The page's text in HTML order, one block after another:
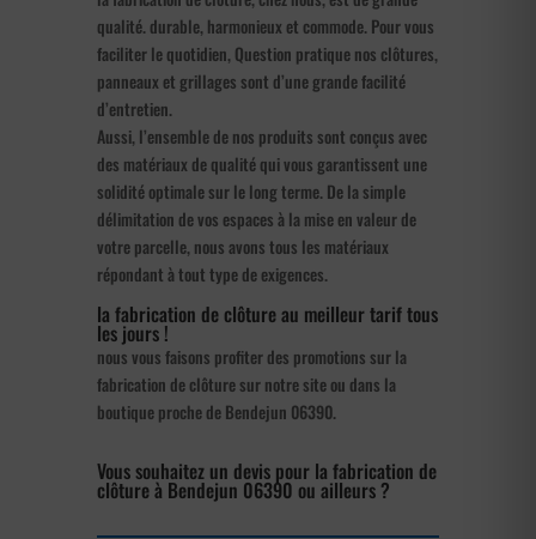
qualité. durable, harmonieux et commode. Pour vous
faciliter le quotidien, Question pratique nos clôtures,
panneaux et grillages sont d’une grande facilité
d’entretien.
Aussi, l’ensemble de nos produits sont conçus avec
des matériaux de qualité qui vous garantissent une
solidité optimale sur le long terme. De la simple
délimitation de vos espaces à la mise en valeur de
votre parcelle, nous avons tous les matériaux
répondant à tout type de exigences.
la fabrication de clôture au meilleur tarif tous
les jours !
nous vous faisons profiter des promotions sur la
fabrication de clôture sur notre site ou dans la
boutique proche de Bendejun 06390.
Vous souhaitez un devis pour la fabrication de
clôture à Bendejun 06390 ou ailleurs ?